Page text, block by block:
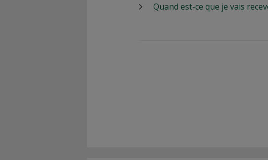
Quand est-ce que je vais